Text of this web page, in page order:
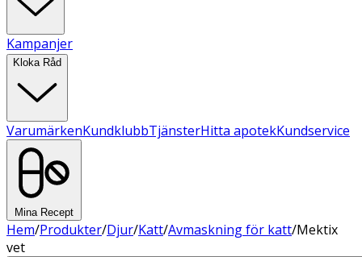
Kampanjer
Kloka Råd
VarumärkenKundklubbTjänsterHitta apotekKundservice
Mina Recept
Hem/Produkter/Djur/Katt/Avmaskning för katt/Mektix
vet